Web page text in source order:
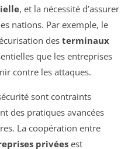
, et la nécessité d’assurer
nations. Par exemple, le
des terminaux
que les entreprises
contre les attaques.
sont contraints
des pratiques avancées
La coopération entre
privées est